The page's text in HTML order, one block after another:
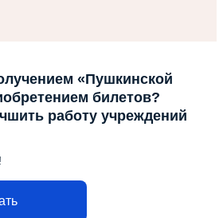
«Пушкинской
билетов?
работу учреждений